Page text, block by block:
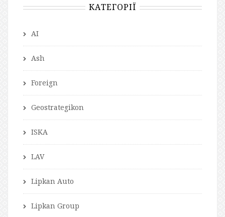
КАТЕГОРІЇ
AI
Ash
Foreign
Geostrategikon
ISKA
LAV
Lipkan Auto
Lipkan Group